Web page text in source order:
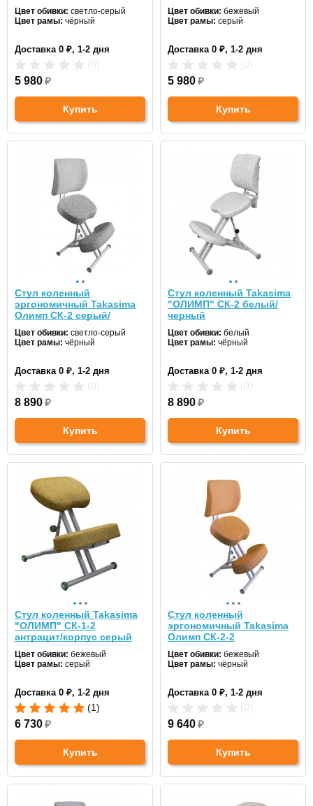
Цвет обивки: светло-серый
Цвет рамы: чёрный
Доставка 0 ₽, 1-2 дня
5 980₽
Купить
Цвет обивки: бежевый
Цвет рамы: серый
Доставка 0 ₽, 1-2 дня
5 980₽
Купить
Стул коленный
эргономичный Takasima
Олимп СК-2 серый/
Цвет обивки: светло-серый
Цвет рамы: чёрный
Доставка 0 ₽, 1-2 дня
8 890₽
Купить
Стул коленный Takasima
"ОЛИМП" СК-2 белый/
черный
Цвет обивки: белый
Цвет рамы: чёрный
Доставка 0 ₽, 1-2 дня
8 890₽
Купить
Стул коленный Takasima
"ОЛИМП" СК-1-2
антрацит/корпус серый
Цвет обивки: бежевый
Цвет рамы: серый
Доставка 0 ₽, 1-2 дня
(1)
6 730₽
Купить
Стул коленный
эргономичный Takasima
Олимп СК-2-2
коричневый/черный
Цвет обивки: бежевый
Цвет рамы: чёрный
Доставка 0 ₽, 1-2 дня
9 640₽
Купить